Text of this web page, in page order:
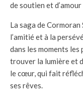
de soutien et
La saga de
l’amitié et à la
dans les moments
trouver la lumière et
le cœur, qui fait
ses rêves.